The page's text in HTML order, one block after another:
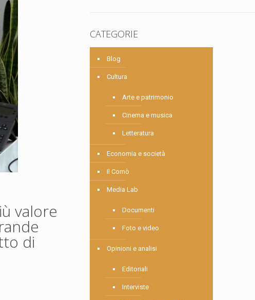
valore
di
CATEGORIE
Blog
Cultura
Arte e patrimonio
Cinema e musica
Letteratura
Economia e società
Il Comò
Media Lab
Documenti
Foto e video
Opinioni e analisi
Editoriali
Interviste